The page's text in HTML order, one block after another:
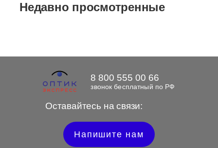
Недавно просмотренные
Оставайтесь на связи:
8 800 555 00 66
звонок бесплатный по РФ
Напишите нам